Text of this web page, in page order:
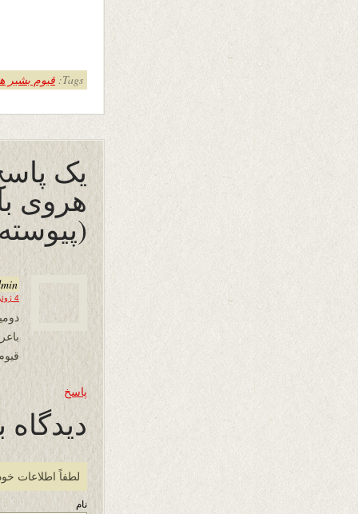
Tags: قیوم بشیر
یک
هروی
4 ژوئن 2024 در 16:14
پاسخ
دیدگاه
لطفاً اطلاعات
نام